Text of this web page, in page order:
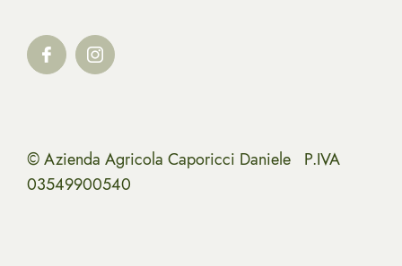
© Azienda Agricola Caporicci Daniele P.IVA
03549900540